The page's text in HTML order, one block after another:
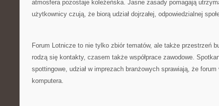
atmosfera pozostaje koleżeńska. Jasne zasady pomagają
użytkownicy czują, że biorą udział dojrzałej, odpowiedzialnej
Forum Lotnicze to nie tylko zbiór tematów, ale także przestrzeń
rodzą się kontakty, czasem także współprace zawodowe.
spottingowe, udział w imprezach branżowych sprawiają, że
komputera.